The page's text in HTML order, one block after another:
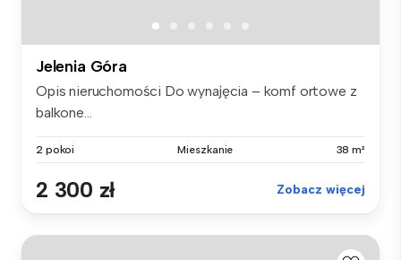
Jelenia Góra
Opis nieruchomości Do wynajęcia – komf ortowe z
balkone...
2 pokoi Mieszkanie 38 m²
2 300 zł Zobacz więcej